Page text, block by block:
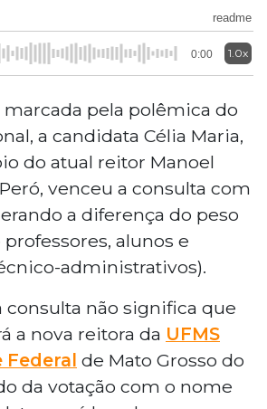
readme
0:00 1.0x
pela polêmica do
a candidata Célia Maria,
do atual reitor Manoel
venceu a consulta com
a diferença do peso
alunos e
administrativos).
consulta não significa que
a nova reitora da UFMS
Federal de Mato Grosso do
da votação com o nome